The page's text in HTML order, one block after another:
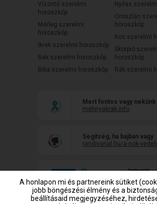
Vízöntő szerelmi
horoszkóp
Mérleg szerelmi
horoszkóp
Ikrek szerelmi horoszkóp
Bak szerelmi horoszkóp
Bika szerelmi horoszkóp
Nyilas
Oroszlán
horoszkóp
Kos szerelmi
Skorpió
horoszkóp
Rák szerelmi
Mert fontos vagy nekünk
mehnyakrak.info
Segítség, ha bajban vagy
randivonal.hu/a-nok-
A honlapon mi és partnereink sütiket
jobb böngészési élmény és a
beállításaid megjegyzéséhez,